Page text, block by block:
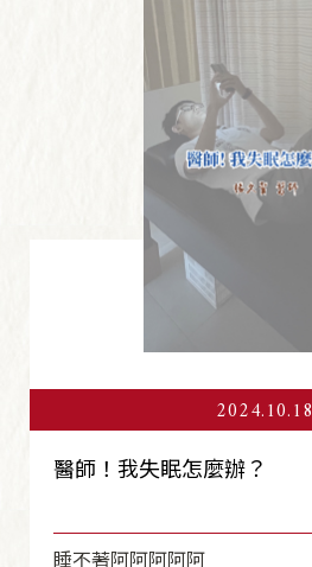
2024.10.18
醫師！我失眠怎麼辦？